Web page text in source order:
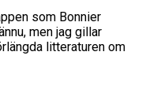
som Bonnier
men jag gillar
litteraturen om